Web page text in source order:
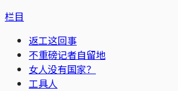
栏目
返工这回事
不重磅记者自留地
女人没有国家？
工具人